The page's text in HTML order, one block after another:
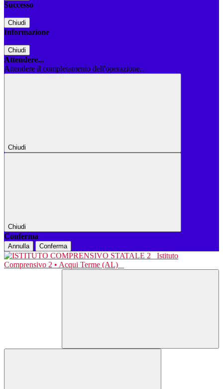
Successo
Chiudi
Informazione
Chiudi
Attendere...
Attendere il completamento dell'operazione...
Chiudi
Chiudi
Conferma
Annulla Conferma
Istituto
Comprensivo 2 • Acqui Terme (AL)